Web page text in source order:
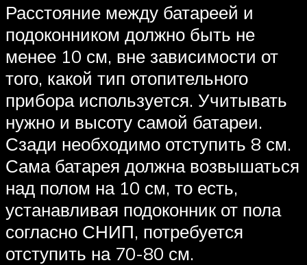
Расстояние между батареей и
подоконником должно быть не
менее 10 см, вне зависимости от
того, какой тип отопительного
прибора используется. Учитывать
нужно и высоту самой батареи.
Сзади необходимо отступить 8 см.
Сама батарея должна возвышаться
над полом на 10 см, то есть,
устанавливая подоконник от пола
согласно СНИП, потребуется
отступить на 70-80 см.